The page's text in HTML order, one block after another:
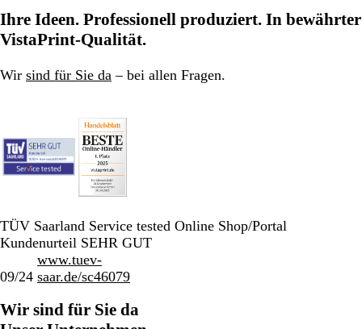
Seite
Seite
Seite
Ihre Ideen. Professionell produziert. In bewährter
VistaPrint-Qualität.
Wir sind für Sie da – bei allen Fragen.
TÜV Saarland Service tested Online Shop/Portal
Kundenurteil SEHR GUT
09/24
www.tuev-
saar.de/sc46079
Wir sind für Sie da